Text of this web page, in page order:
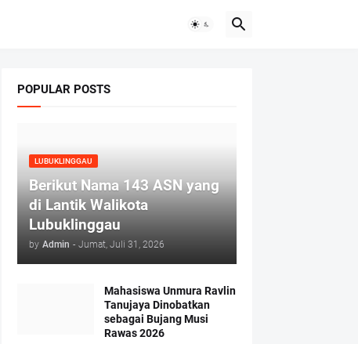
POPULAR POSTS
LUBUKLINGGAU
Berikut Nama 143 ASN yang
di Lantik Walikota
Lubuklinggau
by Admin - Jumat, Juli 31, 2026
Mahasiswa Unmura Ravlin
Tanujaya Dinobatkan
sebagai Bujang Musi
Rawas 2026